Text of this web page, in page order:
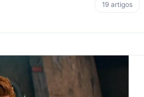
19 artigos